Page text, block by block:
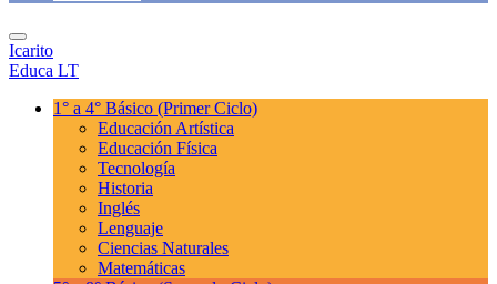
Icarito
Educa LT
1° a 4° Básico (Primer Ciclo)
Educación Artística
Educación Física
Tecnología
Historia
Inglés
Lenguaje
Ciencias Naturales
Matemáticas